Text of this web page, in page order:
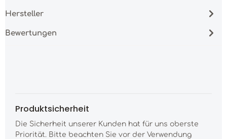
Hersteller
Bewertungen
Produktsicherheit
Die Sicherheit unserer Kunden hat für uns oberste
Priorität. Bitte beachten Sie vor der Verwendung